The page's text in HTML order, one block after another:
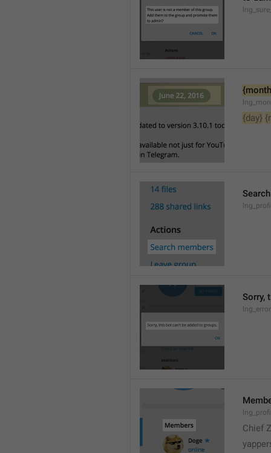
{day}
Sorry,
Chief